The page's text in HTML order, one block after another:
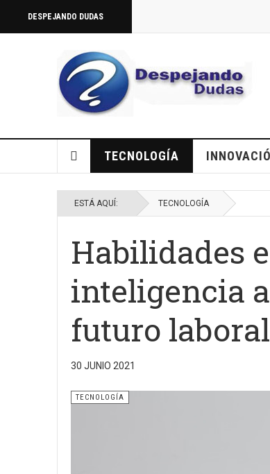
DESPEJANDO DUDAS
TECNOLOGÍA
ESTÁ AQUÍ: TECNOLOGÍA
Habilidades
inteligencia
futuro laboral
30 JUNIO 2021
TECNOLOGÍA